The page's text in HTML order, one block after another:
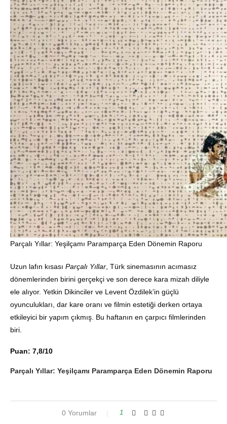
Parçalı Yıllar: Yeşilçamı Paramparça Eden Dönemin Raporu
Uzun lafın kısası Parçalı Yıllar , Türk sinemasının acımasız
dönemlerinden birini gerçekçi ve son derece kara mizah diliyle
ele alıyor. Yetkin Dikinciler ve Levent Özdilek’in güçlü
oyunculukları, dar kare oranı ve filmin estetiği derken ortaya
etkileyici bir yapım çıkmış. Bu haftanın en çarpıcı filmlerinden
biri.
Puan: 7,8/10
Parçalı Yıllar: Yeşilçamı Paramparça Eden Dönemin Raporu
0 Yorumlar 1